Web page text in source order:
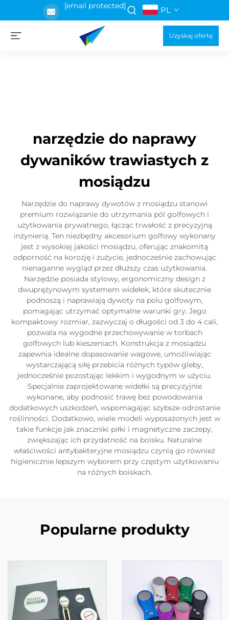
[email protected] PL
Uzyskaj ofertę
narzędzie do naprawy
dywaników trawiastych z
mosiądzu
Narzędzie do naprawy dywotów z mosiądzu stanowi
premium rozwiązanie do utrzymania pól golfowych i
użytkowania prywatnego, łącząc trwałość z precyzyjną
inżynierią. Ten niezbędny akcesorium golfowy wykonany
jest z wysokiej jakości mosiądzu, oferując znakomitą
odporność na korozję i zużycie, jednocześnie zachowując
nienaganne wygląd przez dłuższy czas użytkowania.
Narzędzie posiada stylowy, ergonomiczny design z
dwuprężynowym systemem widełek, które skutecznie
podnoszą i naprawiają dywoty na polu golfowym,
pomagając utrzymać optymalne warunki gry. Jego
kompaktowy rozmiar, zazwyczaj o długości od 3 do 4 cali,
pozwala na wygodne przechowywanie w torbach
golfowych lub kieszeniach. Konstrukcja z mosiądzu
zapewnia idealne dopasowanie wagowe, umożliwiając
wystarczającą siłę przebicia różnych typów gleby,
jednocześnie pozostając lekkim i wygodnym w użyciu.
Specjalnie zaprojektowane widełki są precyzyjnie
wykonane, aby podnosić trawę bez powodowania
dodatkowych uszkodzeń, wspomagając szybsze odrostanie
roślinności. Dodatkowo, wiele modeli wyposażonych jest w
takie funkcje jak znaczniki piłki i magnetyczne zaczepy,
zwiększając ich przydatność na boisku. Naturalne
właściwości antybakteryjne mosiądzu czynią go również
higienicznie lepszym wyborem przy częstym użytkowaniu
na różnych boiskach.
Popularne produkty